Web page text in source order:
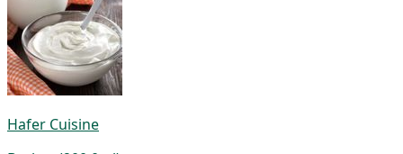
Hafer Cuisine